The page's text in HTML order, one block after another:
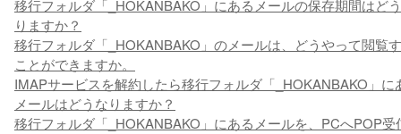
移行フォルダ「_HOKANBAKO」にあるメールの保存期間はど
りますか？
移行フォルダ「_HOKANBAKO」のメールは、どうやって閲覧
ことができますか。
IMAPサービスを解約したら移行フォルダ「_HOKANBAKO」に
メールはどうなりますか？
移行フォルダ「_HOKANBAKO」にあるメールを、PCへPOP受